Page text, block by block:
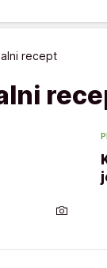
recept